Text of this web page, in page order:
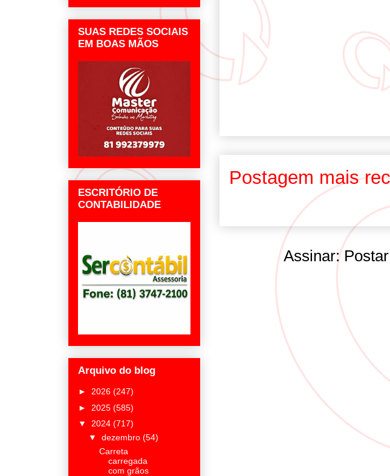
Postagem mais
Assinar:
SUAS REDES SOCIAIS
EM BOAS MÃOS
ESCRITÓRIO DE
CONTABILIDADE
Arquivo do blog
► 2026 (247)
► 2025 (585)
▼ 2024 (717)
▼ dezembro (54)
Carreta
carregada
com grãos